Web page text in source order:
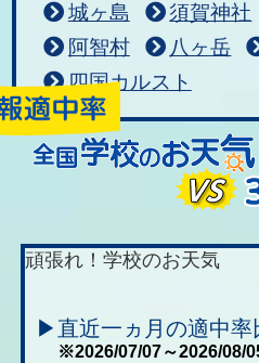
城ヶ島
須賀神社
阿智村
八ヶ岳
四国カルスト
頑張れ！学校のお天気
▶直近一ヵ月の適中率
※2026/07/07～2026/08/